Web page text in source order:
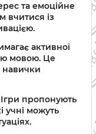
та емоційне
вчитися із
активної
мовою. Це
навички
пропонують
учні можуть